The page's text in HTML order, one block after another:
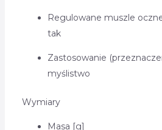
Regulowane muszle
tak
Zastosowanie
myślistwo
Wymiary
Masa [g]